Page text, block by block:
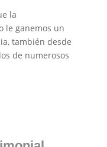
la
le ganemos un
también desde
de numerosos